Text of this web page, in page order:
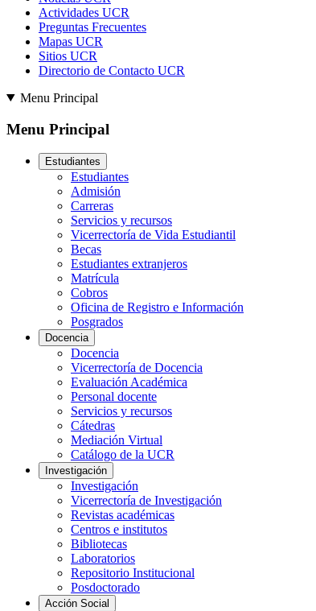
Actividades UCR
Preguntas Frecuentes
Mapas UCR
Sitios UCR
Directorio de Contacto UCR
Menu Principal
Menu Principal
Estudiantes
Estudiantes
Admisión
Carreras
Servicios y recursos
Vicerrectoría de Vida Estudiantil
Becas
Estudiantes extranjeros
Matrícula
Cobros
Oficina de Registro e Información
Posgrados
Docencia
Docencia
Vicerrectoría de Docencia
Evaluación Académica
Personal docente
Servicios y recursos
Cátedras
Mediación Virtual
Catálogo de la UCR
Investigación
Investigación
Vicerrectoría de Investigación
Revistas académicas
Centros e institutos
Bibliotecas
Laboratorios
Repositorio Institucional
Posdoctorado
Acción Social